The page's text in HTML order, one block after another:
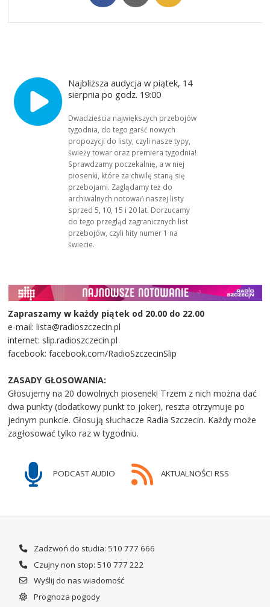
Najbliższa audycja w piątek, 14
sierpnia po godz. 19:00
Dwadzieścia największych przebojów
tygodnia, do tego garść nowych
propozycji do listy, czyli nasze typy,
świeży towar oraz premiera tygodnia!
Sprawdzamy poczekalnię, a w niej
piosenki, które za chwilę staną się
przebojami. Zaglądamy też do
archiwalnych notowań naszej listy
sprzed 5, 10, 15 i 20 lat. Dorzucamy
do tego przegląd zagranicznych list
przebojów, czyli hity numer 1 na
świecie.
Zapraszamy w każdy piątek od 20.00 do 22.00
e-mail: lista@radioszczecin.pl
internet: slip.radioszczecin.pl
facebook: facebook.com/RadioSzczecinSlip
ZASADY GŁOSOWANIA:
Głosujemy na 20 dowolnych piosenek! Trzem z nich można dać
dwa punkty (dodatkowy punkt to joker), reszta otrzymuje po
jednym punkcie. Głosują słuchacze Radia Szczecin. Każdy może
zagłosować tylko raz w tygodniu.
PODCAST AUDIO AKTUALNOŚCI RSS
Zadzwoń do studia: 510 777 666
Czujny non stop: 510 777 222
Wyślij do nas wiadomość
Prognoza pogody